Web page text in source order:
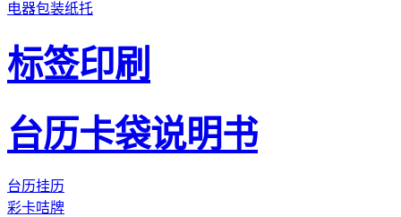
电器包装纸托
标签印刷
台历卡袋说明书
台历挂历
彩卡咭牌